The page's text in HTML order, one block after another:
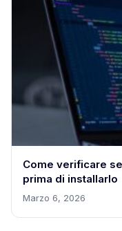
Come verificare
prima di installarlo
Marzo 6, 2026